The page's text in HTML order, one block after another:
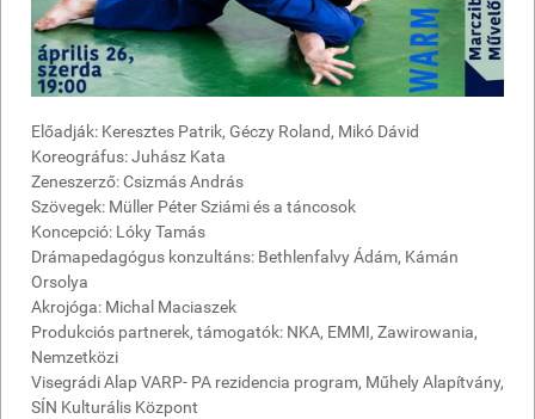
Előadják: Keresztes Patrik, Géczy Roland, Mikó Dávid
Koreográfus: Juhász Kata
Zeneszerző: Csizmás András
Szövegek: Müller Péter Sziámi és a táncosok
Koncepció: Lóky Tamás
Drámapedagógus konzultáns: Bethlenfalvy Ádám, Kámán
Orsolya
Akrojóga: Michal Maciaszek
Produkciós partnerek, támogatók: NKA, EMMI, Zawirowania,
Nemzetközi
Visegrádi Alap VARP- PA rezidencia program, Műhely Alapítvány,
SÍN Kulturális Központ